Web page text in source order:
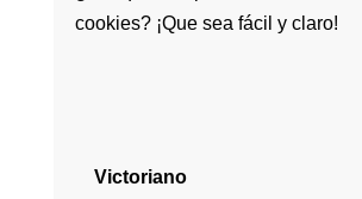
cookies? ¡Que sea fácil y claro!
Victoriano